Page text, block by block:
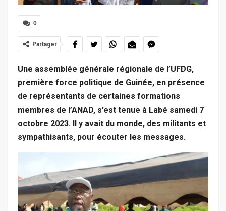
0
Partager
Une assemblée générale régionale de l’UFDG,
première force politique de Guinée, en présence
de représentants de certaines formations
membres de l’ANAD, s’est tenue à Labé samedi 7
octobre 2023. Il y avait du monde, des militants et
sympathisants, pour écouter les messages.